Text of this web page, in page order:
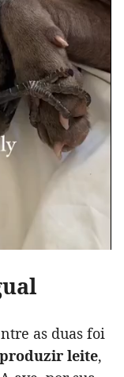
as duas foi
produzir leite,